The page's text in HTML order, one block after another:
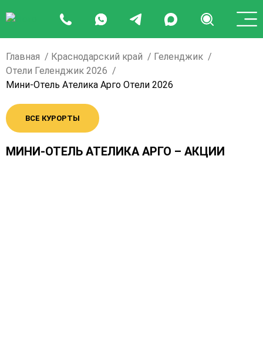
Главная Краснодарский край
Геленджик
Отели Геленджик 2026
Мини-Отель Ателика Арго Отели 2026
ВСЕ КУРОРТЫ
МИНИ-ОТЕЛЬ АТЕЛИКА АРГО – АКЦИИ